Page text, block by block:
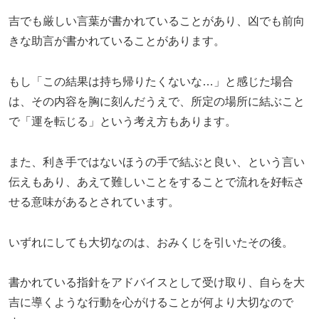
吉でも厳しい言葉が書かれていることがあり、凶でも前向
きな助言が書かれていることがあります。
もし「この結果は持ち帰りたくないな…」と感じた場合
は、その内容を胸に刻んだうえで、所定の場所に結ぶこと
で「運を転じる」という考え方もあります。
また、利き手ではないほうの手で結ぶと良い、という言い
伝えもあり、あえて難しいことをすることで流れを好転さ
せる意味があるとされています。
いずれにしても大切なのは、おみくじを引いたその後。
書かれている指針をアドバイスとして受け取り、自らを大
吉に導くような行動を心がけることが何より大切なので